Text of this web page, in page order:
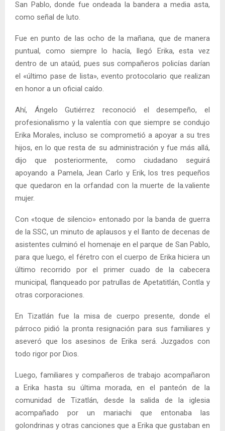
San Pablo, donde fue ondeada la bandera a media asta,
como señal de luto.
Fue en punto de las ocho de la mañana, que de manera
puntual, como siempre lo hacía, llegó Erika, esta vez
dentro de un ataúd, pues sus compañeros policías darían
el «último pase de lista», evento protocolario que realizan
en honor a un oficial caído.
Ahí, Ángelo Gutiérrez reconoció el desempeño, el
profesionalismo y la valentía con que siempre se condujo
Erika Morales, incluso se comprometió a apoyar a su tres
hijos, en lo que resta de su administración y fue más allá,
dijo que posteriormente, como ciudadano seguirá
apoyando a Pamela, Jean Carlo y Erik, los tres pequeños
que quedaron en la orfandad con la muerte de la.valiente
mujer.
Con «toque de silencio» entonado por la banda de guerra
de la SSC, un minuto de aplausos y el llanto de decenas de
asistentes culminó el homenaje en el parque de San Pablo,
para que luego, el féretro con el cuerpo de Erika hiciera un
último recorrido por el primer cuado de la cabecera
municipal, flanqueado por patrullas de Apetatitlán, Contla y
otras corporaciones.
En Tizatlán fue la misa de cuerpo presente, donde el
párroco pidió la pronta resignación para sus familiares y
aseveró que los asesinos de Erika será. Juzgados con
todo rigor por Dios.
Luego, familiares y compañeros de trabajo acompañaron
a Erika hasta su última morada, en el panteón de la
comunidad de Tizatlán, desde la salida de la iglesia
acompañado por un mariachi que entonaba las
golondrinas y otras canciones que a Erika que gustaban en